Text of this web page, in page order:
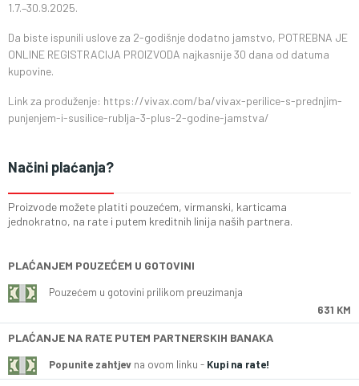
1.7.–30.9.2025.
Da biste ispunili uslove za 2-godišnje dodatno jamstvo, POTREBNA JE
ONLINE REGISTRACIJA PROIZVODA najkasnije 30 dana od datuma
kupovine.
Link za produženje: https://vivax.com/ba/vivax-perilice-s-prednjim-
punjenjem-i-susilice-rublja-3-plus-2-godine-jamstva/
Načini plaćanja?
Proizvode možete platiti pouzećem, virmanski, karticama
jednokratno, na rate i putem kreditnih linija naših partnera.
PLAĆANJEM POUZEĆEM U GOTOVINI
Pouzećem u gotovini prilikom preuzimanja
631 KM
PLAĆANJE NA RATE PUTEM PARTNERSKIH BANAKA
Popunite zahtjev na ovom linku - Kupi na rate!